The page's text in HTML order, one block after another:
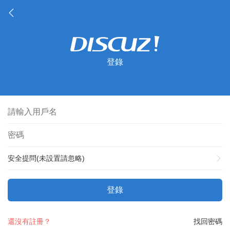
登錄
安全提問(未設置請忽略)
登錄
找回密碼
還沒有註冊？